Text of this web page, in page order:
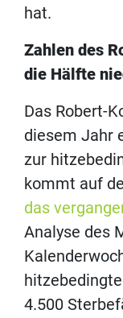
hat.
Zahlen des
die Hälfte
Das Robert-
diesem Jahr
zur
kommt auf
das
Analyse des
4.500